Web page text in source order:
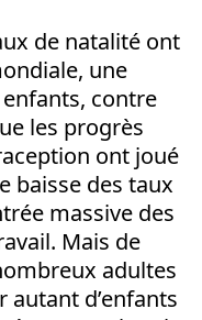
de natalité ont
une
contre
les progrès
ont joué
baisse des taux
massive des
Mais de
adultes
d’enfants